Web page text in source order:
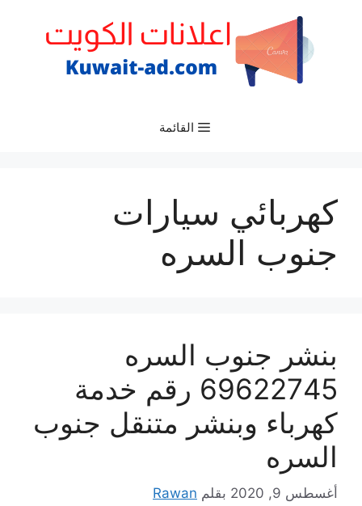
القائمة
كهربائي سيارات
جنوب السره
بنشر جنوب السره
69622745 رقم خدمة
كهرباء وبنشر متنقل جنوب
السره
أغسطس 9, 2020 بقلم Rawan